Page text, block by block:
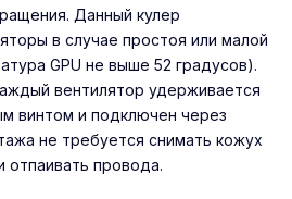
Данный кулер
в случае простоя или малой
GPU не выше 52 градусов).
вентилятор удерживается
винтом и подключен через
не требуется снимать кожух
провода.